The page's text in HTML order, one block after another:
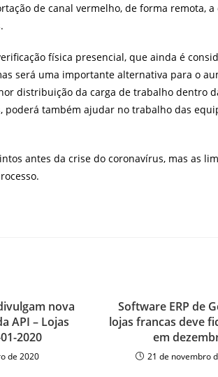
de canal vermelho, de forma remota, a
física presencial, que ainda é
será uma importante alternativa para o
distribuição da carga de trabalho dentro
poderá também ajudar no trabalho das
antes da crise do coronavírus, mas as
nova
API – Lojas
2020
de 2020
Software ERP de
lojas francas deve
em
21 de novembro